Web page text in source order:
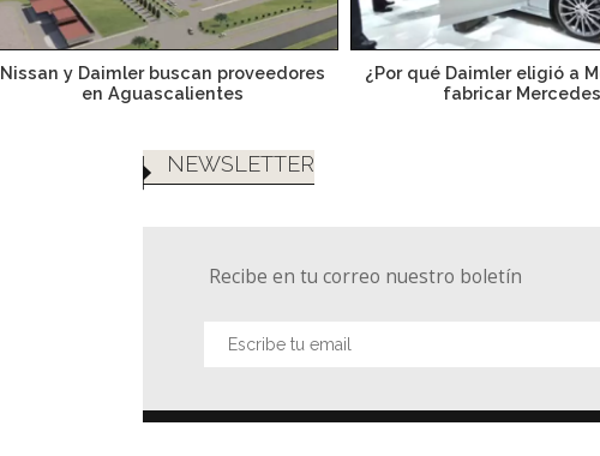
Nissan y Daimler buscan proveedores
en Aguascalientes
¿Por qué Daimler eligió a
fabricar
NEWSLETTER
Recibe en tu correo nuestro boletín